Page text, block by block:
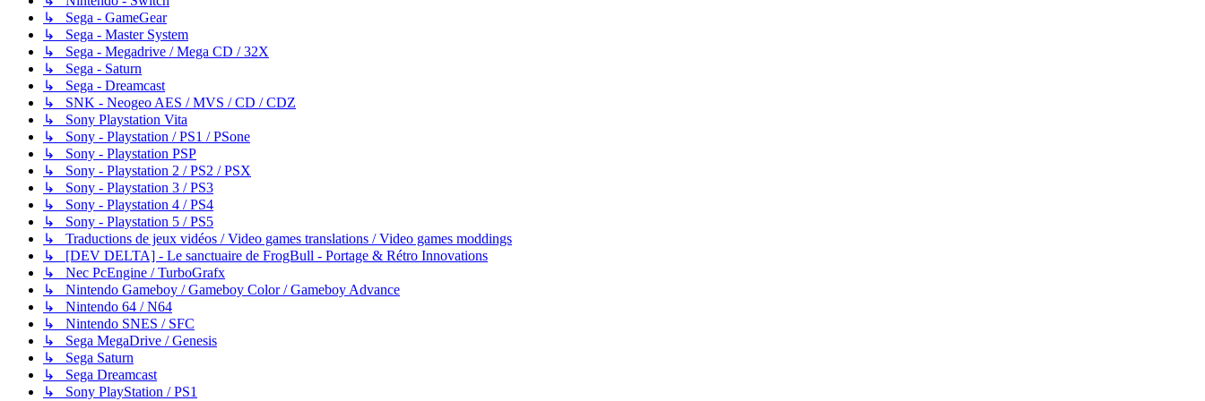
↳ Sega - GameGear
↳ Sega - Master System
↳ Sega - Megadrive / Mega CD / 32X
↳ Sega - Saturn
↳ Sega - Dreamcast
↳ SNK - Neogeo AES / MVS / CD / CDZ
↳ Sony Playstation Vita
↳ Sony - Playstation / PS1 / PSone
↳ Sony - Playstation PSP
↳ Sony - Playstation 2 / PS2 / PSX
↳ Sony - Playstation 3 / PS3
↳ Sony - Playstation 4 / PS4
↳ Sony - Playstation 5 / PS5
↳ Traductions de jeux vidéos / Video games translations / Video games moddings
↳ [DEV DELTA] - Le sanctuaire de FrogBull - Portage & Rétro Innovations
↳ Nec PcEngine / TurboGrafx
↳ Nintendo Gameboy / Gameboy Color / Gameboy Advance
↳ Nintendo 64 / N64
↳ Nintendo SNES / SFC
↳ Sega MegaDrive / Genesis
↳ Sega Saturn
↳ Sega Dreamcast
↳ Sony PlayStation / PS1